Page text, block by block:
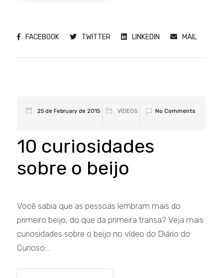
FACEBOOK TWITTER LINKEDIN MAIL
25 de February de 2015 VÍDEOS No Comments
10 curiosidades
sobre o beijo
Você sabia que as pessoas lembram mais do
primeiro beijo, do que da primeira transa? Veja mais
curiosidades sobre o beijo no vídeo do Diário do
Curioso:...